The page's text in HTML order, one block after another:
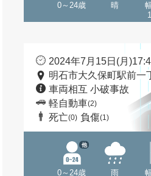
0～24歳 晴
2024年7月15日(月
明石市大久保町駅前一
車両相互 小破事故
軽自動車(2)
死亡(0) 負傷(1)
0～24歳
他
雨